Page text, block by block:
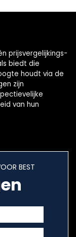
prijsvergelijkings-
biedt die
houdt via de
zijn
van hun
BEST